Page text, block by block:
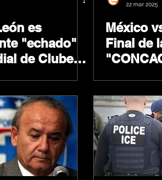
es
"echado"
de Clubes
22 mar 2025
México
Final de